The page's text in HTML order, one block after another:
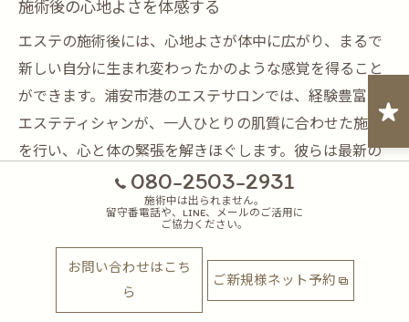
施術後の心地よさを体感する
エステの施術後には、心地よさが体中に広がり、まるで
新しい自分に生まれ変わったかのような感覚を得ること
ができます。浦安市港のエステサロンでは、経験豊富な
エステティシャンが、一人ひとりの肌質に合わせた施術
を行い、心と体の緊張を解きほぐします。彼らは最新の
技術と製品を駆使し、最高のリラクゼーションを提供し
ます。施術の後には、肌だけでなく心も軽くなり、忙し
い日常に戻るためのエネルギーが充電されることでしょ
エステのプロが提供する極上の時間
080-2503-2931
施術中は出られません。
留守番電話や、LINE、メールのご活用に
ご協力ください。
お問い合わせはこち
ら
ご新規様ネット予約